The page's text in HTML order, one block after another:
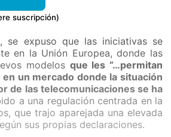
suscripción)
se expuso que las iniciativas se
en la Unión Europea, donde las
modelos que les “…permitan
un mercado donde la situación
de las telecomunicaciones se ha
a una regulación centrada en la
que trajo aparejada una elevada
sus propias declaraciones.